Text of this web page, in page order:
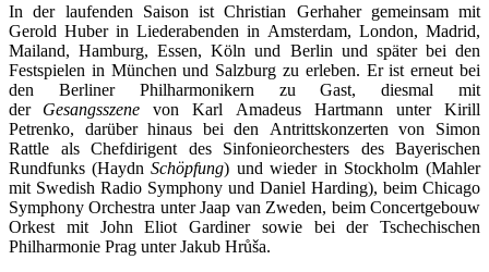
In der laufenden Saison ist Christian Gerhaher gemeinsam mit
Gerold Huber in Liederabenden in Amsterdam, London, Madrid,
Mailand, Hamburg, Essen, Köln und Berlin und später bei den
Festspielen in München und Salzburg zu erleben. Er ist erneut bei
den Berliner Philharmonikern zu Gast, diesmal mit
der Gesangsszene von Karl Amadeus Hartmann unter Kirill
Petrenko, darüber hinaus bei den Antrittskonzerten von Simon
Rattle als Chefdirigent des Sinfonieorchesters des Bayerischen
Rundfunks (Haydn Schöpfung) und wieder in Stockholm (Mahler
mit Swedish Radio Symphony und Daniel Harding), beim Chicago
Symphony Orchestra unter Jaap van Zweden, beim Concertgebouw
Orkest mit John Eliot Gardiner sowie bei der Tschechischen
Philharmonie Prag unter Jakub Hrůša.